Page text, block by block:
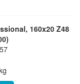
160x20 Z48